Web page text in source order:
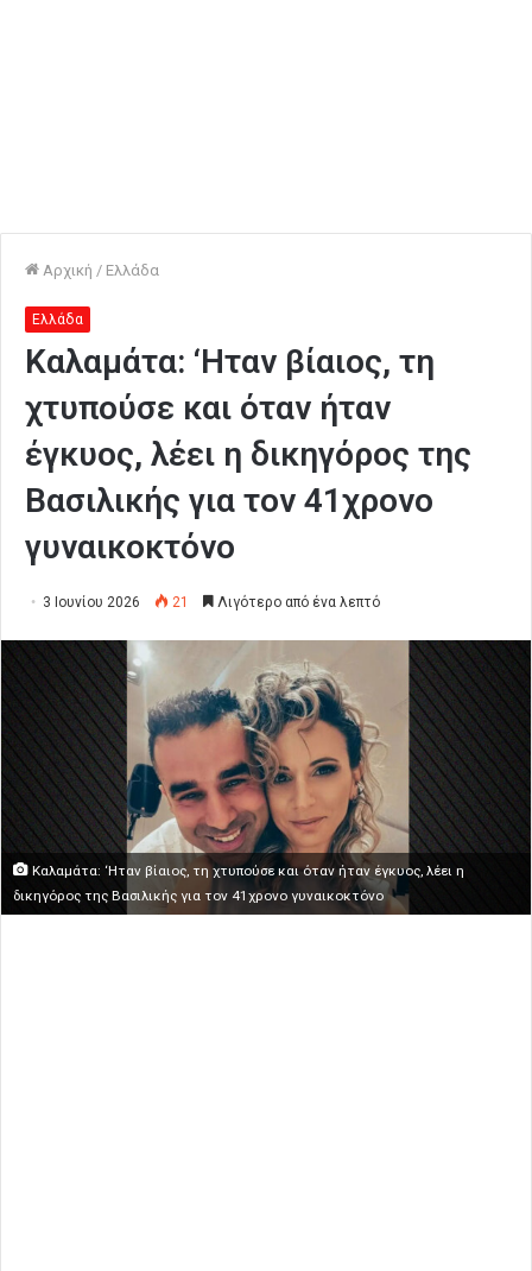
Αρχική / Ελλάδα
Ελλάδα
Καλαμάτα: ‘Ηταν βίαιος, τη
χτυπούσε και όταν ήταν
έγκυος, λέει η δικηγόρος της
Βασιλικής για τον 41χρονο
γυναικοκτόνο
3 Ιουνίου 2026 21 Λιγότερο από ένα λεπτό
Καλαμάτα: ‘Ηταν βίαιος, τη χτυπούσε και όταν ήταν έγκυος, λέει η
δικηγόρος της Βασιλικής για τον 41χρονο γυναικοκτόνο